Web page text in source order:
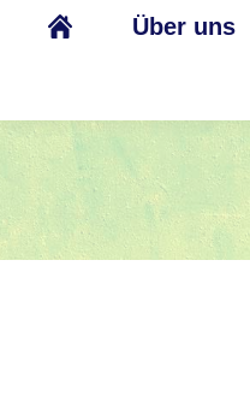
Über uns